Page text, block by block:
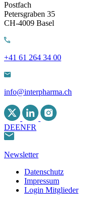
Postfach
Petersgraben 35
CH-4009 Basel
+41 61 264 34 00
info@interpharma.ch
DEENFR
Newsletter
Datenschutz
Impressum
Login Mitglieder